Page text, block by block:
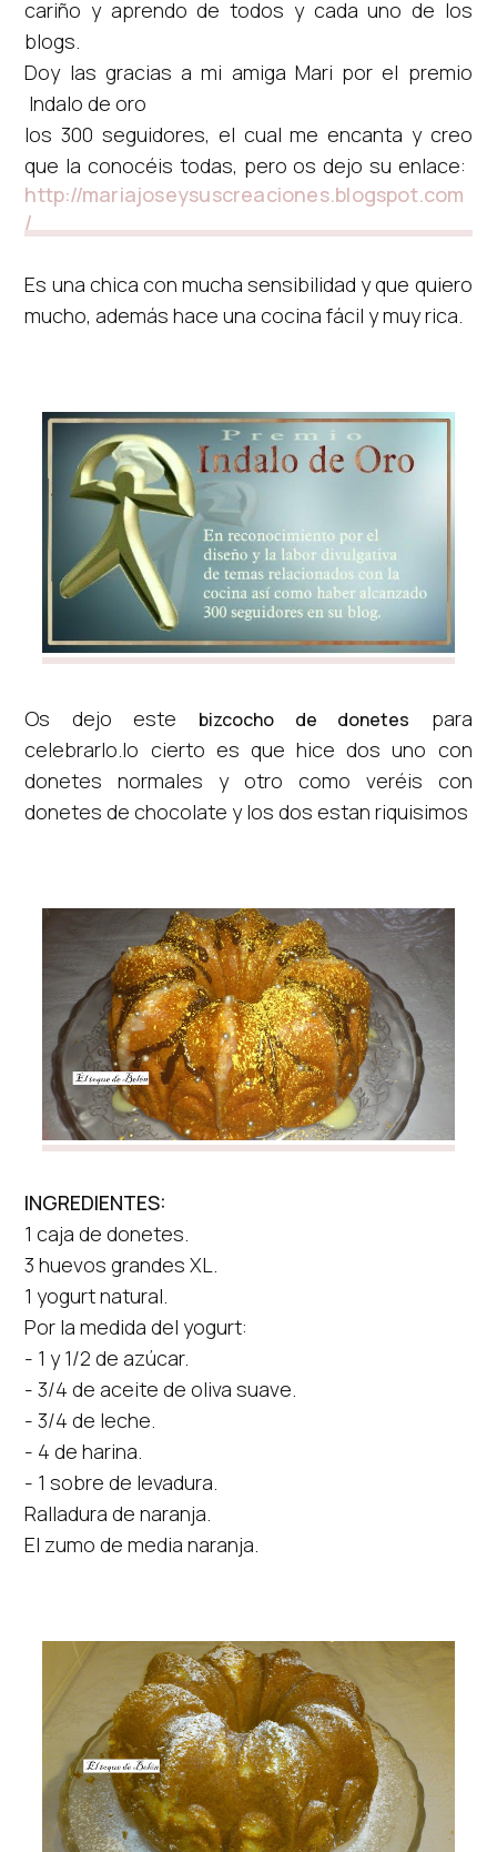
cariño y aprendo de todos y cada uno de los
blogs.
Doy las gracias a mi amiga Mari por el premio
Indalo de oro
los 300 seguidores, el cual me encanta y creo
que la conocéis todas, pero os dejo su enlace:
http://mariajoseysuscreaciones.blogspot.com
/
Es una chica con mucha sensibilidad y que quiero
mucho, además hace una cocina fácil y muy rica.
Os dejo este bizcocho de donetes para
celebrarlo.lo cierto es que hice dos uno con
donetes normales y otro como veréis con
donetes de chocolate y los dos estan riquisimos
INGREDIENTES:
1 caja de donetes.
3 huevos grandes XL.
1 yogurt natural.
Por la medida del yogurt:
- 1 y 1/2 de azúcar.
- 3/4 de aceite de oliva suave.
- 3/4 de leche.
- 4 de harina.
- 1 sobre de levadura.
Ralladura de naranja.
El zumo de media naranja.